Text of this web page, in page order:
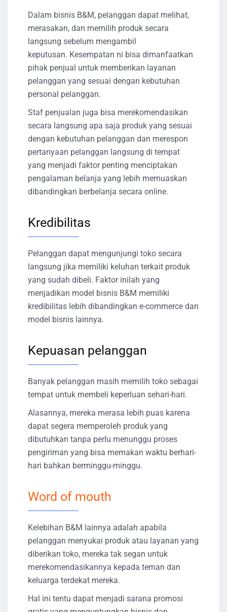
Dalam bisnis B&M, pelanggan dapat melihat,
merasakan, dan memilih produk secara
langsung sebelum mengambil
keputusan. Kesempatan ni bisa dimanfaatkan
pihak penjual untuk memberikan layanan
pelanggan yang sesuai dengan kebutuhan
personal pelanggan.
Staf penjualan juga bisa merekomendasikan
secara langsung apa saja produk yang sesuai
dengan kebutuhan pelanggan dan merespon
pertanyaan pelanggan langsung di tempat
yang menjadi faktor penting menciptakan
pengalaman belanja yang lebih memuaskan
dibandingkan berbelanja secara online.
Kredibilitas
Pelanggan dapat mengunjungi toko secara
langsung jika memiliki keluhan terkait produk
yang sudah dibeli. Faktor inilah yang
menjadikan model bisnis B&M memiliki
kredibilitas lebih dibandingkan e-commerce dan
model bisnis lainnya.
Kepuasan pelanggan
Banyak pelanggan masih memilih toko sebagai
tempat untuk membeli keperluan sehari-hari.
Alasannya, mereka merasa lebih puas karena
dapat segera memperoleh produk yang
dibutuhkan tanpa perlu menunggu proses
pengiriman yang bisa memakan waktu berhari-
hari bahkan berminggu-minggu.
Word of mouth
Kelebihan B&M lainnya adalah apabila
pelanggan menyukai produk atau layanan yang
diberikan toko, mereka tak segan untuk
merekomendasikannya kepada teman dan
keluarga terdekat mereka.
Hal ini tentu dapat menjadi sarana promosi